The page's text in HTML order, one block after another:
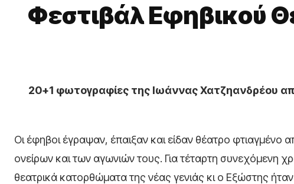
Φεστιβάλ Εφηβικού
20+1 φωτογραφίες της Ιωάννας Χατζηανδρέου
Οι έφηβοι έγραψαν, έπαιξαν και είδαν θέατρο φτιαγμένο
ονείρων και των αγωνιών τους. Για τέταρτη συνεχόμενη
θεατρικά κατορθώματα της νέας γενιάς κι ο Εξώστης ήταν